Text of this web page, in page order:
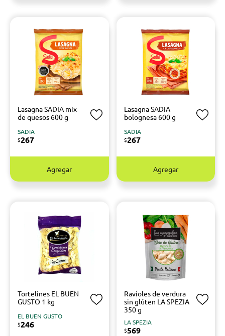
Lasagna SADIA mix
de quesos 600 g
SADIA
$267
Agregar
Lasagna SADIA
bolognesa 600 g
SADIA
$267
Agregar
Tortelines EL BUEN
GUSTO 1 kg
EL BUEN GUSTO
$246
Ravioles de verdura
sin glúten LA SPEZIA
350 g
LA SPEZIA
$569